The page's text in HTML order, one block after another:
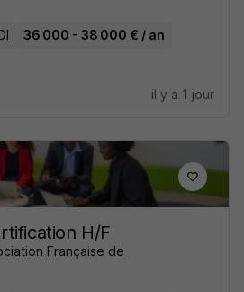
36 000 - 38 000 € / an
il y a 1 jour
H/F
Française de